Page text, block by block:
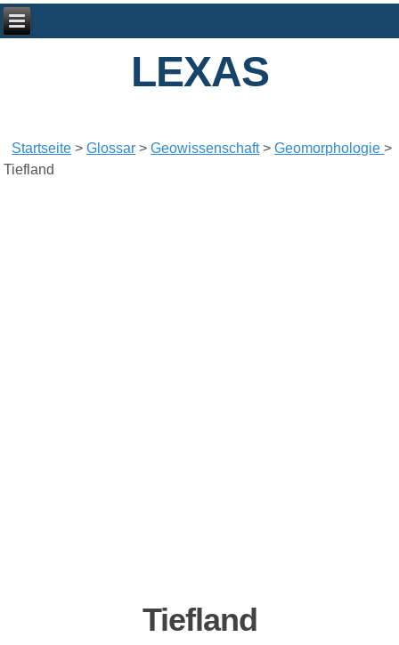
LEXAS
Startseite >Glossar >Geowissenschaft>Geomorphologie>
Tiefland
Tiefland